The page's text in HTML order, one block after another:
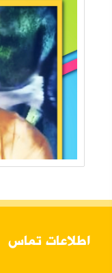
اطلاعات تماس